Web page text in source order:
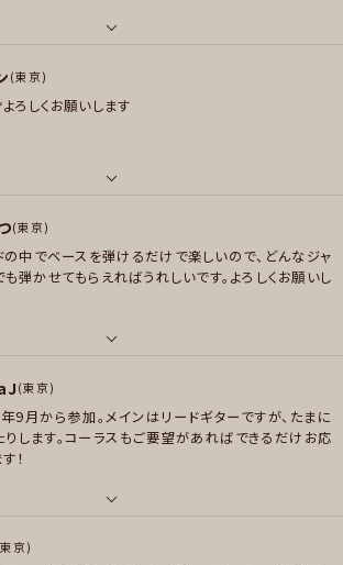
ビリー
、歌ったり踊ったり(笑)も大好きです。
/プリプリ/Chara/スピッツ〜 邦楽・洋楽、新・旧好
ク/ブルース , ソウル/R＆B , スカ/ロカビリー
メッセージ
、Dizzy Mizz Lizzy、Extreme、Faith No Mor
Hot Chili Peppers、Soundgarden、Stone、Temp
ヴィメタル , ファンク/ブルース , ジャズ/フュージョ
メッセージ
(東京)
よろしくお願いします
All Stars,Ben Folds Five,Jack Joh
/R＆B , ヒップホップ/レゲエ
(東京)
の中でベースを弾けるだけで楽しいので、どんなジャ
も弾かせてもらえればうれしいです。よろしくお願いし
チャードボナ
(東京)
9月から参加。メインはリードギターですが、たまに
りします。コーラスもご要望があればできるだけお応
！
京)